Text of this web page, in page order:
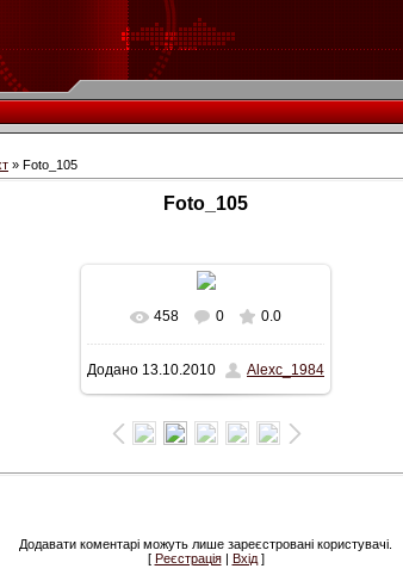
» Foto_105
Foto_105
У реальному розмірі
646x402/ 45.3Kb
458 0 0.0
Додано 13.10.2010 Alexc_1984
Додавати коментарі можуть лише зареєстровані користувачі.
[ Реєстрація| Вхід]